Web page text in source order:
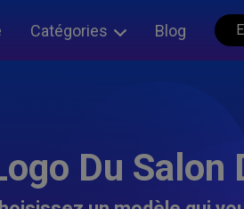
Catégories Blog
Du Salon